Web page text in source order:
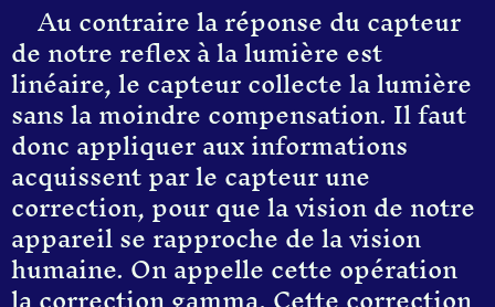
Au contraire la réponse du capteur
de notre reflex à la lumière est
linéaire, le capteur collecte la lumière
sans la moindre compensation. Il faut
donc appliquer aux informations
acquissent par le capteur une
correction, pour que la vision de notre
appareil se rapproche de la vision
humaine. On appelle cette opération